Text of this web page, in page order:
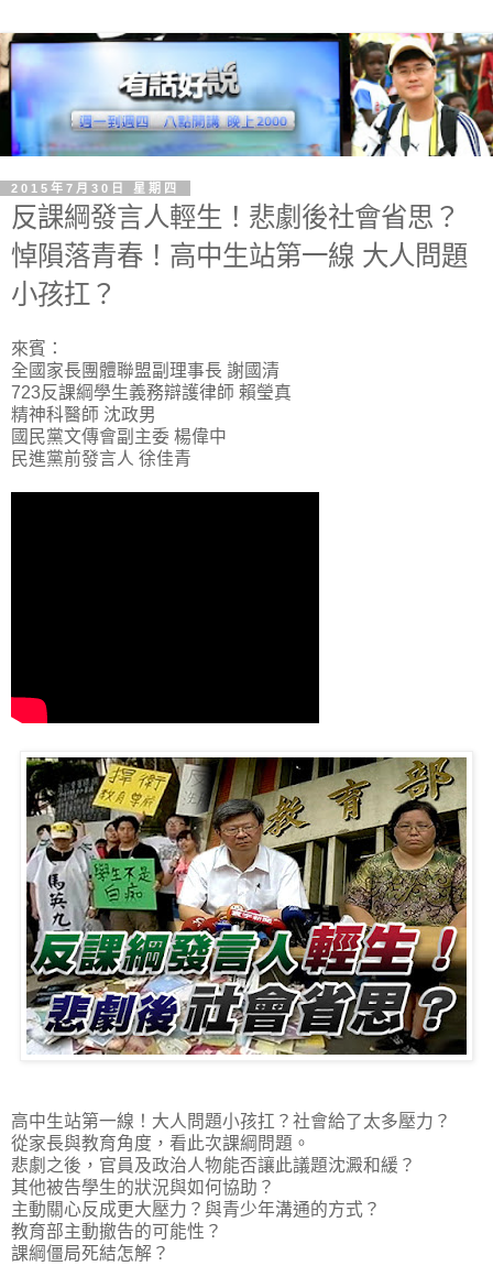
2015年7月30日 星期四
反課綱發言人輕生！悲劇後社會省思？
悼隕落青春！高中生站第一線 大人問題
小孩扛？
來賓：
全國家長團體聯盟副理事長 謝國清
723反課綱學生義務辯護律師 賴瑩真
精神科醫師 沈政男
國民黨文傳會副主委 楊偉中
民進黨前發言人 徐佳青
高中生站第一線！大人問題小孩扛？社會給了太多壓力？
從家長與教育角度，看此次課綱問題。
悲劇之後，官員及政治人物能否讓此議題沈澱和緩？
其他被告學生的狀況與如何協助？
主動關心反成更大壓力？與青少年溝通的方式？
教育部主動撤告的可能性？
課綱僵局死結怎解？